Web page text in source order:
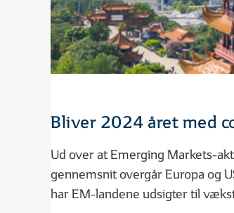
Bliver 2024 året med
Ud over at Emerging Markets-
gennemsnit overgår Europa og
har EM-landene udsigter til